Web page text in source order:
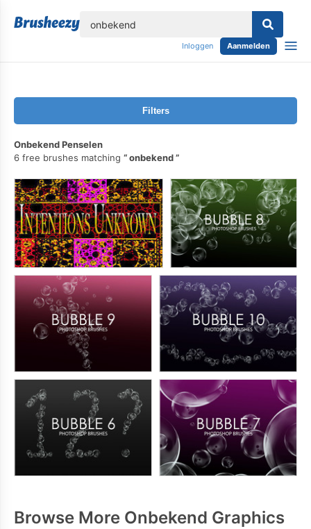
Inloggen Aanmelden
Filters
Onbekend Penselen
6 free brushes matching
onbekend
Browse More Onbekend Graphics